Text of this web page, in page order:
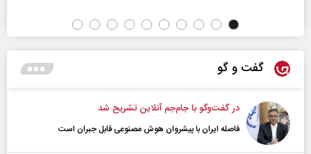
گفت و گو
در گفت‌و‌گو با جام‌جم آنلاین تشریح شد
فاصله ایران با پیشرو‌ان هوش مصنوعی قابل جبران است